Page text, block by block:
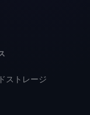
ストレージ